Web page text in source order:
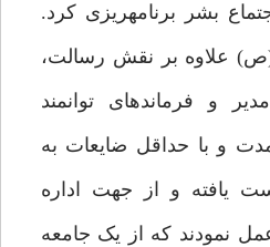
بشر برنامه‏ریزى کرد.
علاوه بر نقش رسالت،
و فرمانده‏اى توانمند
و با حداقل ضایعات به
یافته و از جهت اداره
عمل نمودند که از یک جامعه